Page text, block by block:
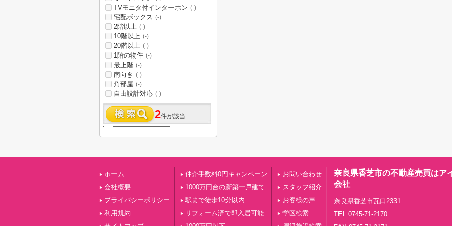
TVモニタ付インターホン (-)
宅配ボックス (-)
2階以上 (-)
10階以上 (-)
20階以上 (-)
1階の物件 (-)
最上階 (-)
南向き (-)
角部屋 (-)
自由設計対応 (-)
2件が該当
ホーム
会社概要
プライバシーポリシー
利用規約
仲介手数料0円キャンペーン
1000万円台の新築一戸建て
駅まで徒歩10分以内
リフォーム済で即入居可能
お問い合わせ
スタッフ紹介
お客様の声
学区検索
奈良県香芝市の不動産売買はア
会社
奈良県香芝市瓦口2331
TEL:0745-71-2170